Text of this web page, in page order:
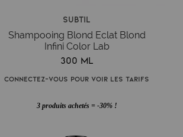
Subtil
Shampooing Blond Eclat Blond
Infini Color Lab
300 ml
Connectez-vous pour voir les tarifs
3 produits achetés = -30% !